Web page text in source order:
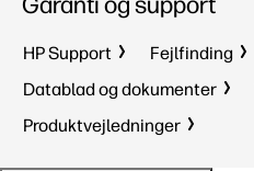
HP Support
Fejlfinding
Datablad og dokumenter
Produktvejledninger